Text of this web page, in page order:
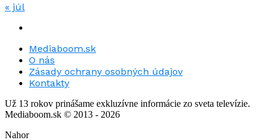
« júl
Mediaboom.sk
O nás
Zásady ochrany osobných údajov
Kontakty
Už 13 rokov prinášame exkluzívne informácie zo sveta televízie.
Mediaboom.sk © 2013 - 2026
Nahor